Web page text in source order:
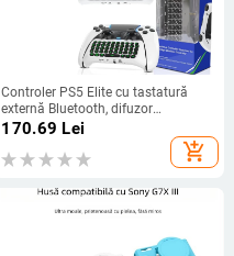
Controler PS5 Elite cu tastatură
externă Bluetooth, difuzor
încorporat, intrare pentru chat vocal
170.69 Lei
add_shopping_cart